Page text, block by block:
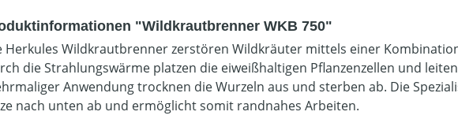
"Wildkrautbrenner WKB 750"
Herkules Wildkrautbrenner zerstören Wildkräuter mittels einer
die Strahlungswärme platzen die eiweißhaltigen Pflanzenzellen und
Anwendung trocknen die Wurzeln aus und sterben ab. Die
nach unten ab und ermöglicht somit randnahes Arbeiten.